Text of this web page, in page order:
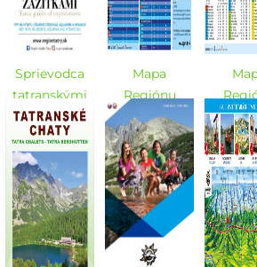
Sprievodca
tatranskými
zážitkami -
ZIMA
2020/2021
Mapa
Regiónu
Vysoké Tatry -
ZIMA
2020/2021
Vysoké
ZIMA a